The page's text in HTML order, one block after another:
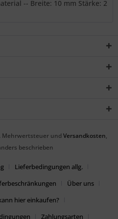
-- Breite: 10 mm Stärke: 2
Mehrwertsteuer und Versandkosten,
beschrieben
Lieferbedingungen allg.
Über uns
hier einkaufen?
Zahlungsarten